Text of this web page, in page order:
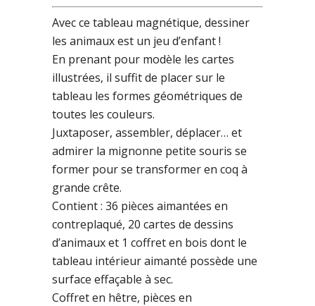
Avec ce tableau magnétique, dessiner
les animaux est un jeu d’enfant !
En prenant pour modèle les cartes
illustrées, il suffit de placer sur le
tableau les formes géométriques de
toutes les couleurs.
Juxtaposer, assembler, déplacer… et
admirer la mignonne petite souris se
former pour se transformer en coq à
grande crête.
Contient : 36 pièces aimantées en
contreplaqué, 20 cartes de dessins
d’animaux et 1 coffret en bois dont le
tableau intérieur aimanté possède une
surface effaçable à sec.
Coffret en hêtre, pièces en